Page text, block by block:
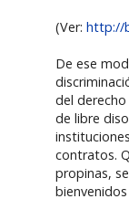
(Ver:http://
De ese
del
de libre
contratos.
propinas,